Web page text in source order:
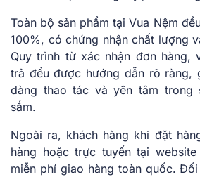
Toàn bộ sản phẩm tại Vua Nệm
100%, có chứng nhận chất lượng
Quy trình từ xác nhận đơn hàng,
trả đều được hướng dẫn rõ ràng,
dàng thao tác và yên tâm trong
sắm.
Ngoài ra, khách hàng khi đặt
hàng hoặc trực tuyến tại
miễn phí giao hàng toàn quốc.